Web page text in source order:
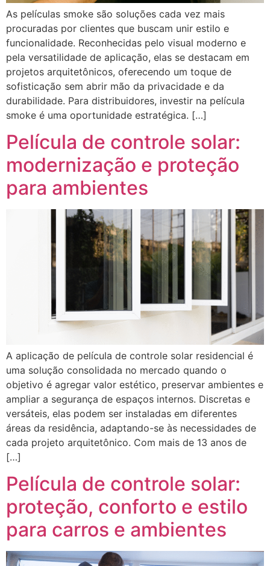
As películas smoke são soluções cada vez mais
procuradas por clientes que buscam unir estilo e
funcionalidade. Reconhecidas pelo visual moderno e
pela versatilidade de aplicação, elas se destacam em
projetos arquitetônicos, oferecendo um toque de
sofisticação sem abrir mão da privacidade e da
durabilidade. Para distribuidores, investir na película
smoke é uma oportunidade estratégica. […]
Película de controle solar:
modernização e proteção
para ambientes
A aplicação de película de controle solar residencial é
uma solução consolidada no mercado quando o
objetivo é agregar valor estético, preservar ambientes e
ampliar a segurança de espaços internos. Discretas e
versáteis, elas podem ser instaladas em diferentes
áreas da residência, adaptando-se às necessidades de
cada projeto arquitetônico. Com mais de 13 anos de
[…]
Película de controle solar:
proteção, conforto e estilo
para carros e ambientes